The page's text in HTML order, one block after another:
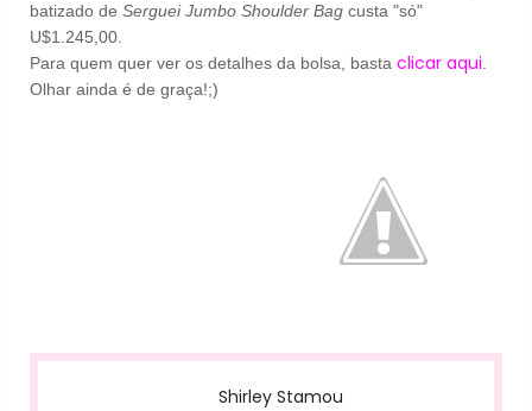
batizado de Serguei Jumbo Shoulder Bagcusta "só"
U$1.245,00.
Para quem quer ver os detalhes da bolsa, basta clicar aqui.
Olhar ainda é de graça!;)
Shirley Stamou